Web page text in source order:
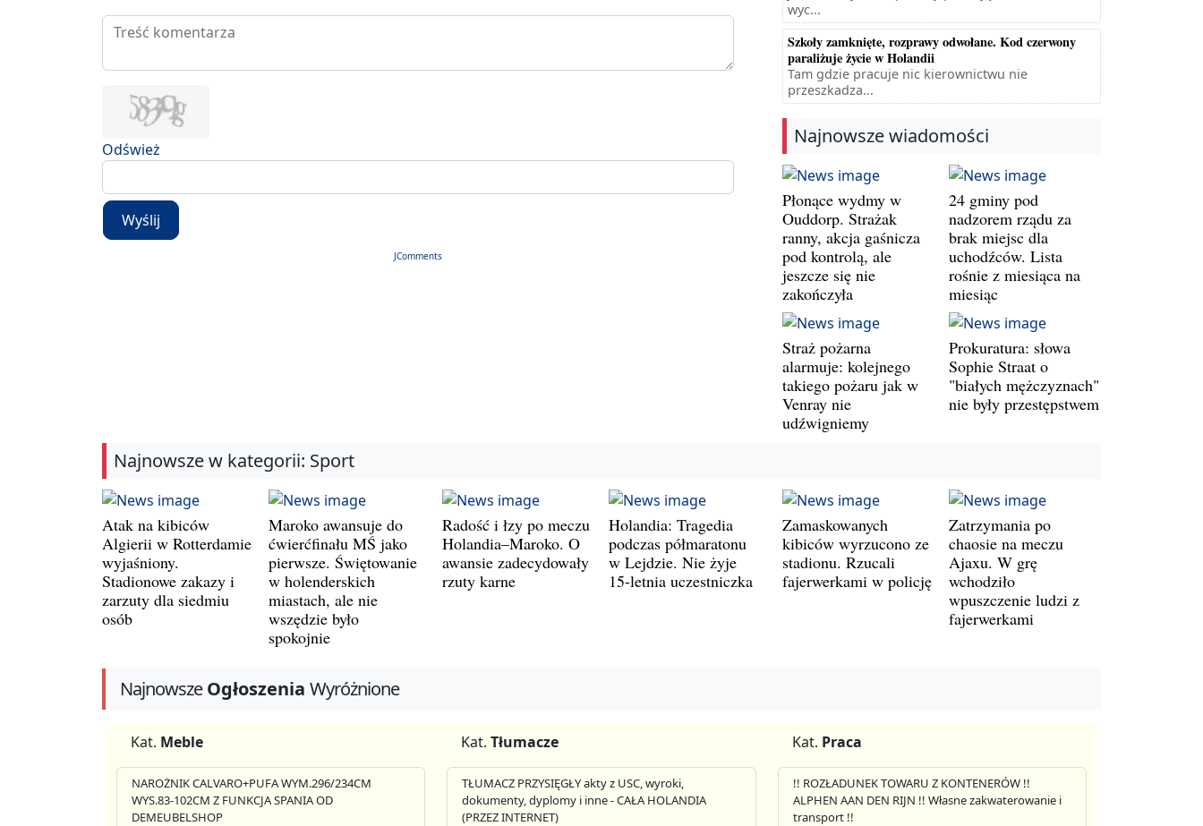
Odśwież
Wyślij
JComments
wyc...
Szkoły zamknięte, rozprawy odwołane. Kod czerwony
paraliżuje życie w Holandii
Tam gdzie pracuje nic kierownictwu nie
przeszkadza...
Najnowsze wiadomości
Płonące wydmy w
Ouddorp. Strażak
ranny, akcja gaśnicza
pod kontrolą, ale
jeszcze się nie
zakończyła
24 gminy pod
nadzorem rządu za
brak miejsc dla
uchodźców. Lista
rośnie z miesiąca na
miesiąc
Straż pożarna
alarmuje: kolejnego
takiego pożaru jak w
Venray nie
udźwigniemy
Prokuratura: słowa
Sophie Straat o
"białych mężczyznach"
nie były przestępstwem
Najnowsze w kategorii: Sport
Atak na kibiców
Algierii w Rotterdamie
wyjaśniony.
Stadionowe zakazy i
zarzuty dla siedmiu
osób
Maroko awansuje do
ćwierćfinału MŚ jako
pierwsze. Świętowanie
w holenderskich
miastach, ale nie
wszędzie było
spokojnie
Radość i łzy po meczu
Holandia–Maroko. O
awansie zadecydowały
rzuty karne
Holandia: Tragedia
podczas półmaratonu
w Lejdzie. Nie żyje
15-letnia uczestniczka
Zamaskowanych
kibiców wyrzucono ze
stadionu. Rzucali
fajerwerkami w policję
Zatrzymania po
chaosie na meczu
Ajaxu. W grę
wchodziło
wpuszczenie ludzi z
fajerwerkami
NajnowszeOgłoszenia Wyróżnione
Kat. Meble
NAROŻNIK CALVARO+PUFA WYM.296/234CM
WYS.83-102CM Z FUNKCJA SPANIA OD
DEMEUBELSHOP
Kat. Tłumacze
TŁUMACZ PRZYSIĘGŁY akty z USC, wyroki,
dokumenty, dyplomy i inne - CAŁA HOLANDIA
(PRZEZ INTERNET)
Kat. Praca
!! ROZŁADUNEK TOWARU Z KONTENERÓW !!
ALPHEN AAN DEN RIJN !! Własne zakwaterowanie i
transport !!